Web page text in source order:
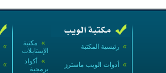
»
»
» مكتبة
الإستايلات
» رئيسية المكتبة
» أكواد
برمجية
» أدوات الويب ماسترز